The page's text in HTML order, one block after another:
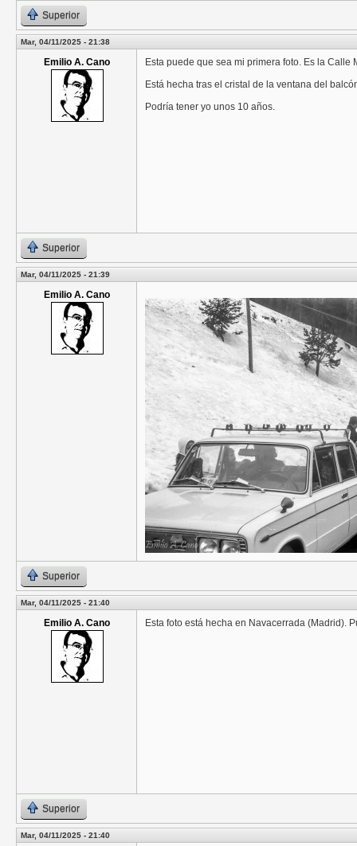
Superior
Mar, 04/11/2025 - 21:38
Emilio A. Cano
Esta puede que sea mi primera foto. Es la
Está hecha tras el cristal de la ventana del
Podría tener yo unos 10 años.
Superior
Mar, 04/11/2025 - 21:39
Emilio A. Cano
Superior
Mar, 04/11/2025 - 21:40
Emilio A. Cano Esta foto está hecha en Navacerrada (Madrid).
Superior
Mar, 04/11/2025 - 21:40